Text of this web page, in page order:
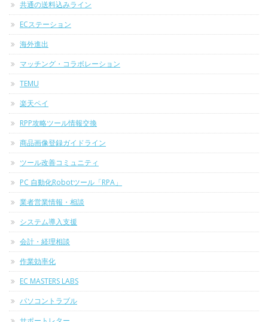
共通の送料込みライン
ECステーション
海外進出
マッチング・コラボレーション
TEMU
楽天ペイ
RPP攻略ツール情報交換
商品画像登録ガイドライン
ツール改善コミュニティ
PC 自動化Robotツール「RPA」
業者営業情報・相談
システム導入支援
会計・経理相談
作業効率化
EC MASTERS LABS
パソコントラブル